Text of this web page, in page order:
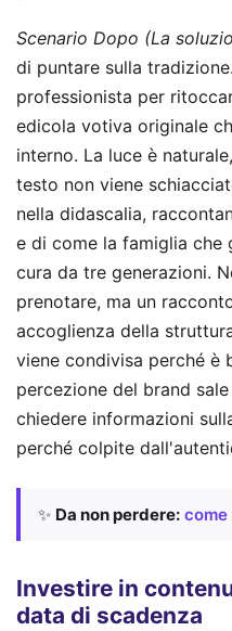
Scenario Dopo (La
di puntare sulla
professionista per
edicola votiva originale
interno. La luce è
testo non viene
nella didascalia,
e di come la famiglia che
cura da tre generazioni.
prenotare, ma un
accoglienza della
viene condivisa perché è
percezione del brand
chiedere informazioni
perché colpite
✨ Da non perdere:
Investire in
data di scadenza